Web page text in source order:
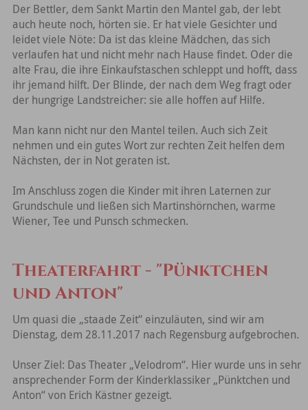
Der Bettler, dem Sankt Martin den Mantel gab, der lebt
auch heute noch, hörten sie. Er hat viele Gesichter und
leidet viele Nöte: Da ist das kleine Mädchen, das sich
verlaufen hat und nicht mehr nach Hause findet. Oder die
alte Frau, die ihre Einkaufstaschen schleppt und hofft, dass
ihr jemand hilft. Der Blinde, der nach dem Weg fragt oder
der hungrige Landstreicher: sie alle hoffen auf Hilfe.
Man kann nicht nur den Mantel teilen. Auch sich Zeit
nehmen und ein gutes Wort zur rechten Zeit helfen dem
Nächsten, der in Not geraten ist.
Im Anschluss zogen die Kinder mit ihren Laternen zur
Grundschule und ließen sich Martinshörnchen, warme
Wiener, Tee und Punsch schmecken.
Theaterfahrt - "Pünktchen
und Anton"
Um quasi die „staade Zeit“ einzuläuten, sind wir am
Dienstag, dem 28.11.2017 nach Regensburg aufgebrochen.
Unser Ziel: Das Theater „Velodrom“. Hier wurde uns in sehr
ansprechender Form der Kinderklassiker „Pünktchen und
Anton“ von Erich Kästner gezeigt.